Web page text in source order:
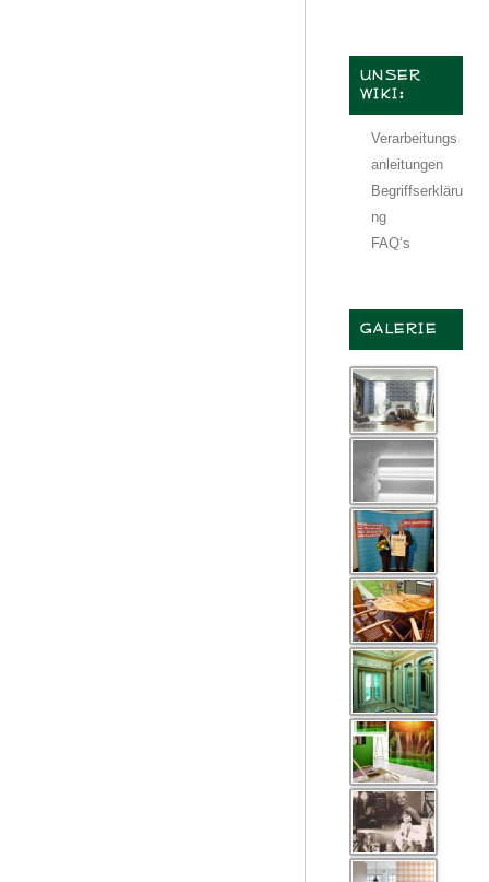
UNSER
WIKI:
Verarbeitungs
anleitungen
Begriffserkläru
ng
FAQ‘s
GALERIE